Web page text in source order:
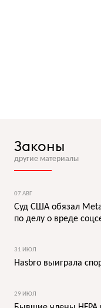
Законы
другие материалы
07 АВГ
Суд США обязал
по делу о вреде
31 ИЮЛ
Hasbro выиграла
29 ИЮЛ